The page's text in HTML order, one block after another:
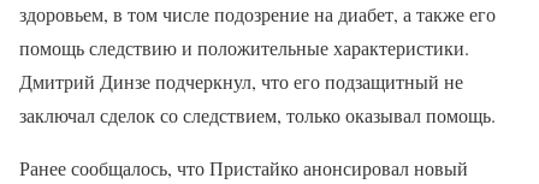
здоровьем, в том числе подозрение на диабет, а также его
помощь следствию и положительные характеристики.
Дмитрий Динзе подчеркнул, что его подзащитный не
заключал сделок со следствием, только оказывал помощь.
Ранее сообщалось, что Пристайко анонсировал новый